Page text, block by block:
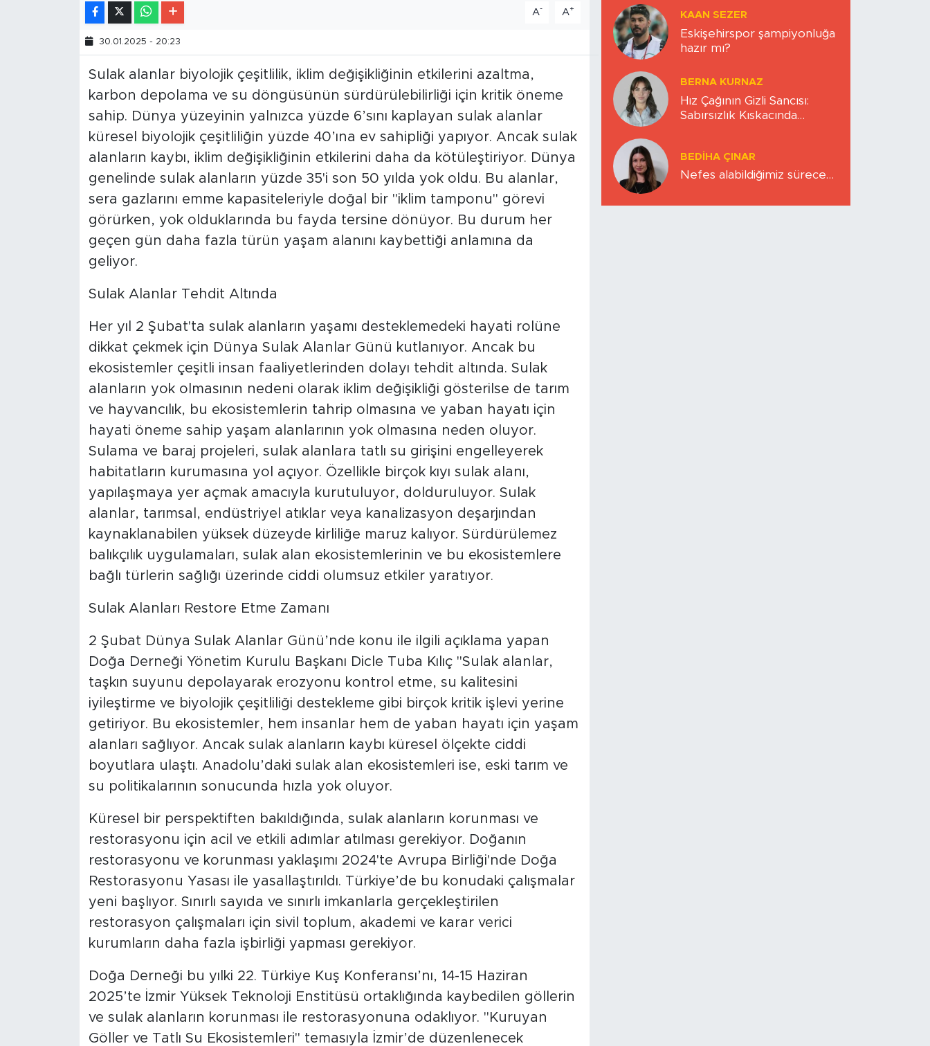
A- A+
30.01.2025 - 20:23
Sulak alanlar biyolojik çeşitlilik, iklim değişikliğinin etkilerini azaltma,
karbon depolama ve su döngüsünün sürdürülebilirliği için kritik öneme
sahip. Dünya yüzeyinin yalnızca yüzde 6’sını kaplayan sulak alanlar
küresel biyolojik çeşitliliğin yüzde 40’ına ev sahipliği yapıyor. Ancak sulak
alanların kaybı, iklim değişikliğinin etkilerini daha da kötüleştiriyor. Dünya
genelinde sulak alanların yüzde 35'i son 50 yılda yok oldu. Bu alanlar,
sera gazlarını emme kapasiteleriyle doğal bir "iklim tamponu" görevi
görürken, yok olduklarında bu fayda tersine dönüyor. Bu durum her
geçen gün daha fazla türün yaşam alanını kaybettiği anlamına da
geliyor.
Sulak Alanlar Tehdit Altında
Her yıl 2 Şubat'ta sulak alanların yaşamı desteklemedeki hayati rolüne
dikkat çekmek için Dünya Sulak Alanlar Günü kutlanıyor. Ancak bu
ekosistemler çeşitli insan faaliyetlerinden dolayı tehdit altında. Sulak
alanların yok olmasının nedeni olarak iklim değişikliği gösterilse de tarım
ve hayvancılık, bu ekosistemlerin tahrip olmasına ve yaban hayatı için
hayati öneme sahip yaşam alanlarının yok olmasına neden oluyor.
Sulama ve baraj projeleri, sulak alanlara tatlı su girişini engelleyerek
habitatların kurumasına yol açıyor. Özellikle birçok kıyı sulak alanı,
yapılaşmaya yer açmak amacıyla kurutuluyor, dolduruluyor. Sulak
alanlar, tarımsal, endüstriyel atıklar veya kanalizasyon deşarjından
kaynaklanabilen yüksek düzeyde kirliliğe maruz kalıyor. Sürdürülemez
balıkçılık uygulamaları, sulak alan ekosistemlerinin ve bu ekosistemlere
bağlı türlerin sağlığı üzerinde ciddi olumsuz etkiler yaratıyor.
Sulak Alanları Restore Etme Zamanı
2 Şubat Dünya Sulak Alanlar Günü’nde konu ile ilgili açıklama yapan
Doğa Derneği Yönetim Kurulu Başkanı Dicle Tuba Kılıç "Sulak alanlar,
taşkın suyunu depolayarak erozyonu kontrol etme, su kalitesini
iyileştirme ve biyolojik çeşitliliği destekleme gibi birçok kritik işlevi yerine
getiriyor. Bu ekosistemler, hem insanlar hem de yaban hayatı için yaşam
alanları sağlıyor. Ancak sulak alanların kaybı küresel ölçekte ciddi
boyutlara ulaştı. Anadolu’daki sulak alan ekosistemleri ise, eski tarım ve
su politikalarının sonucunda hızla yok oluyor.
Küresel bir perspektiften bakıldığında, sulak alanların korunması ve
restorasyonu için acil ve etkili adımlar atılması gerekiyor. Doğanın
restorasyonu ve korunması yaklaşımı 2024'te Avrupa Birliği'nde Doğa
Restorasyonu Yasası ile yasallaştırıldı. Türkiye’de bu konudaki çalışmalar
yeni başlıyor. Sınırlı sayıda ve sınırlı imkanlarla gerçekleştirilen
restorasyon çalışmaları için sivil toplum, akademi ve karar verici
kurumların daha fazla işbirliği yapması gerekiyor.
Doğa Derneği bu yılki 22. Türkiye Kuş Konferansı’nı, 14-15 Haziran
2025’te İzmir Yüksek Teknoloji Enstitüsü ortaklığında kaybedilen göllerin
ve sulak alanların korunması ile restorasyonuna odaklıyor. "Kuruyan
Göller ve Tatlı Su Ekosistemleri" temasıyla İzmir’de düzenlenecek
KAAN SEZER
Eskişehirspor şampiyonluğa
hazır mı?
BERNA KURNAZ
Hız Çağının Gizli Sancısı:
Sabırsızlık Kıskacında
BEDIHA ÇINAR
Nefes alabildiğimiz sürece…